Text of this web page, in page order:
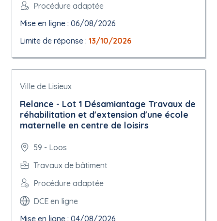
Procédure adaptée
Mise en ligne : 06/08/2026
Limite de réponse : 13/10/2026
Ville de Lisieux
Relance - Lot 1 Désamiantage Travaux de
réhabilitation et d'extension d'une école
maternelle en centre de loisirs
59 - Loos
Travaux de bâtiment
Procédure adaptée
DCE en ligne
Mise en ligne : 04/08/2026